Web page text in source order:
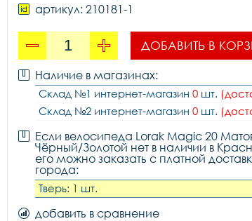
артикул: 210181-1
ДОБАВИТЬ В
Наличие в магазинах:
Склад №1 интернет-магазин 0 шт.
Склад №2 интернет-магазин 0 шт.
Если велосипеда Lorak Magic 20
Чёрный/Золотой нет в наличии в
его можно заказать с платной
города:
Тверь: 1 шт.
добавить в сравнение